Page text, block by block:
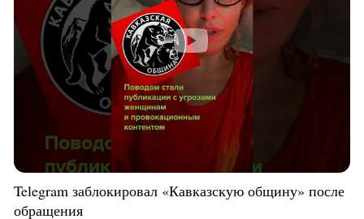
Telegram заблокировал «Кавказскую общину» после
обращения